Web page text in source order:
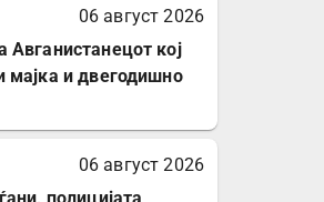
за заштита на
06 август 2026
кој
мајка и двегодишно
06 август 2026